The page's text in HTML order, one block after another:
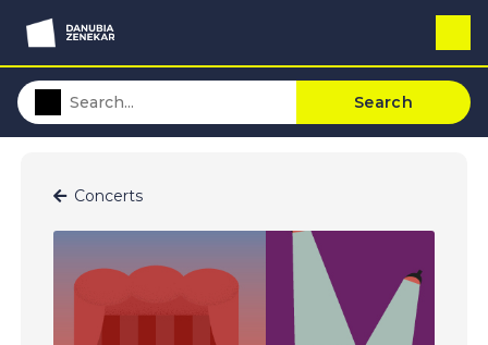
Search
Concerts